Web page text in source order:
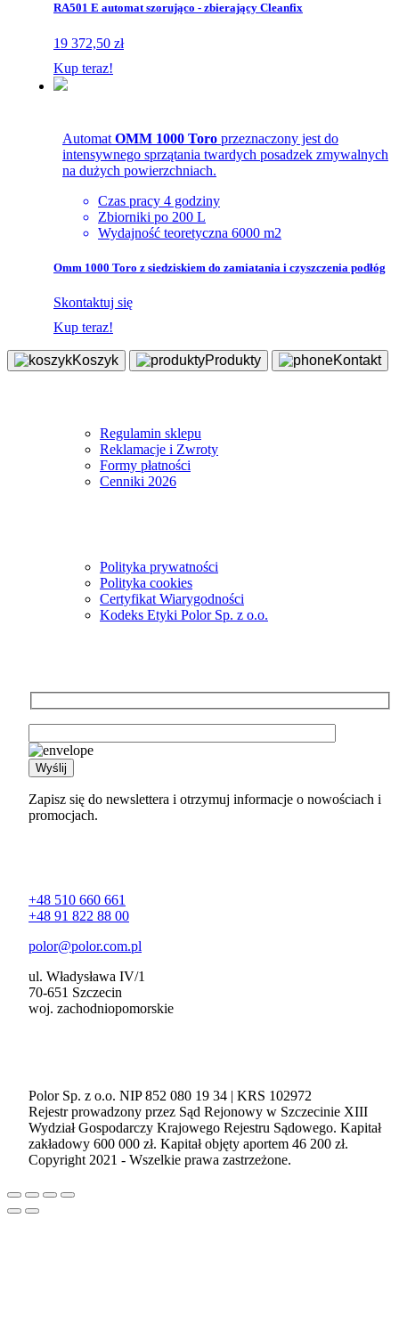
RA501 E automat szorująco - zbierający Cleanfix
19 372,50 zł
Kup teraz!
Automat OMM 1000 Toro przeznaczony jest do
intensywnego sprzątania twardych posadzek zmywalnych
na dużych powierzchniach.
Czas pracy 4 godziny
Zbiorniki po 200 L
Wydajność teoretyczna 6000 m2
Omm 1000 Toro z siedziskiem do zamiatania i czyszczenia podłóg
Skontaktuj się
Kup teraz!
Koszyk Produkty Kontakt
Regulamin sklepu
Reklamacje i Zwroty
Formy płatności
Cenniki 2026
Polityka prywatności
Polityka cookies
Certyfikat Wiarygodności
Kodeks Etyki Polor Sp. z o.o.
Zapisz się do newslettera i otrzymuj informacje o nowościach i
promocjach.
+48 510 660 661
+48 91 822 88 00
polor@polor.com.pl
ul. Władysława IV/1
70-651 Szczecin
woj. zachodniopomorskie
Polor Sp. z o.o. NIP 852 080 19 34 | KRS 102972
Rejestr prowadzony przez Sąd Rejonowy w Szczecinie XIII
Wydział Gospodarczy Krajowego Rejestru Sądowego. Kapitał
zakładowy 600 000 zł. Kapitał objęty aportem 46 200 zł.
Copyright 2021 - Wszelkie prawa zastrzeżone.